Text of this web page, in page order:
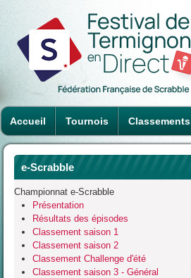
Accueil Tournois Classements
e-Scrabble
Championnat e-Scrabble
Présentation
Résultats des épisodes
Classement saison 1
Classement saison 2
Classement Challenge d'été
Classement saison 3 - Général